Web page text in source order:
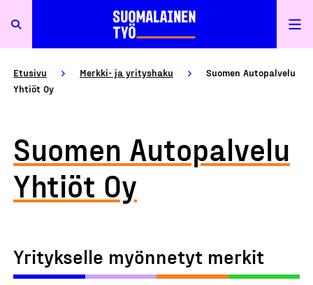
Etusivu Merkki- ja yrityshaku
Suomen Autopalvelu
Yhtiöt Oy
Suomen Autopalvelu
Yhtiöt Oy
Yritykselle myönnetyt merkit